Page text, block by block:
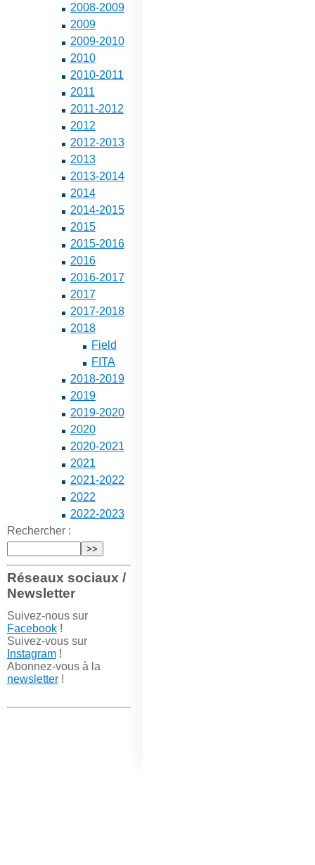
2008-2009
2009
2009-2010
2010
2010-2011
2011
2011-2012
2012
2012-2013
2013
2013-2014
2014
2014-2015
2015
2015-2016
2016
2016-2017
2017
2017-2018
2018
Field
FITA
2018-2019
2019
2019-2020
2020
2020-2021
2021
2021-2022
2022
2022-2023
Rechercher :
Réseaux sociaux /
Newsletter
Suivez-nous sur
Facebook!
Suivez-vous sur
Instagram!
Abonnez-vous à la
newsletter!